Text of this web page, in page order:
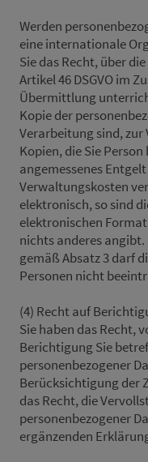
Werden
eine internationale
Sie das Recht, über
Artikel 46 DSGVO im
Übermittlung
Kopie der
Verarbeitung sind, zur
Kopien, die Sie
angemessenes
Verwaltungskosten
elektronisch, so sind
elektronischen
nichts anderes
gemäß Absatz 3 darf
Personen nicht
(4) Recht auf
Sie haben das Recht,
Berichtigung Sie
personenbezogener
Berücksichtigung der
das Recht, die
personenbezogener
ergänzenden